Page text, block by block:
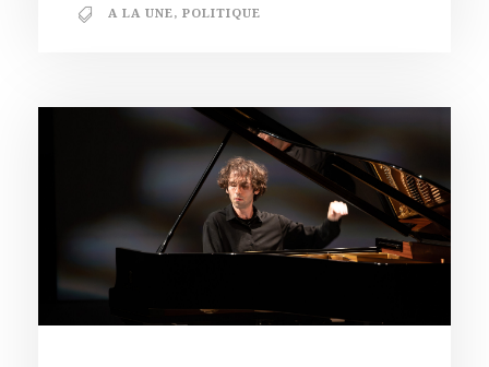
A LA UNE, POLITIQUE